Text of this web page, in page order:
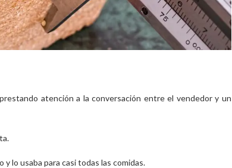
atención a la conversación entre el vendedor y un
lo usaba para casi todas las comidas.